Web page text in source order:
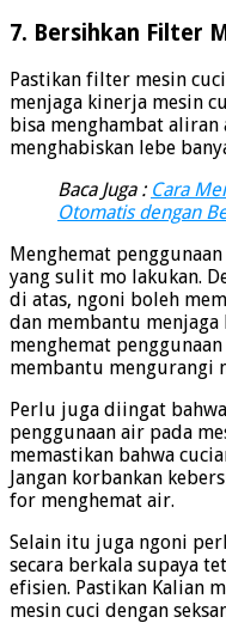
7. Bersihkan Filter
Pastikan filter mesin
menjaga kinerja mesin
bisa menghambat
menghabiskan lebe
Baca Juga : Cara
Otomatis dengan
Menghemat
yang sulit mo lakukan.
di atas, ngoni boleh
dan membantu
menghemat
membantu mengurangi
Perlu juga diingat
penggunaan air pada
memastikan bahwa
Jangan korbankan
for menghemat air.
Selain itu juga ngoni
secara berkala supaya
efisien. Pastikan Kalian
mesin cuci dengan